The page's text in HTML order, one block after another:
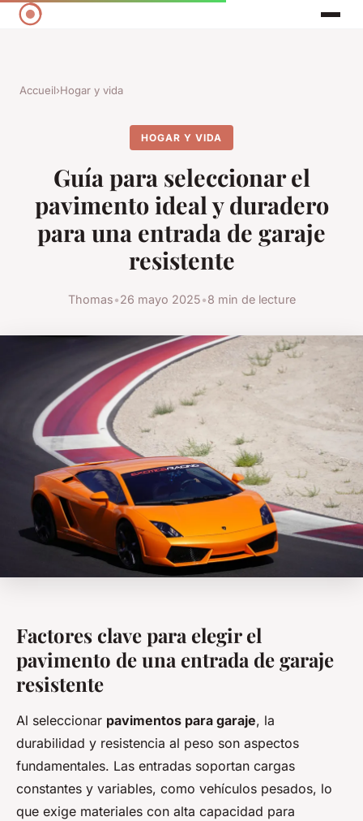
Accueil›Hogar y vida
HOGAR Y VIDA
Guía para seleccionar el
pavimento ideal y duradero
para una entrada de garaje
resistente
Thomas•26 mayo 2025•8 min de lecture
Factores clave para elegir el
pavimento de una entrada de garaje
resistente
Al seleccionar pavimentos para garaje, la
durabilidad y resistencia al peso son aspectos
fundamentales. Las entradas soportan cargas
constantes y variables, como vehículos pesados, lo
que exige materiales con alta capacidad para